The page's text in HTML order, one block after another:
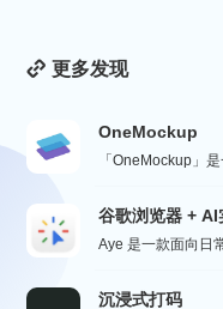
更多发现
OneMockup
谷歌浏览器 +
沉浸式打码